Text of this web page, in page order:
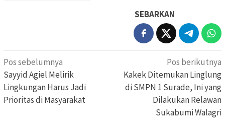
SEBARKAN
Navigasi
pos
Pos sebelumnya
Sayyid Agiel Melirik
Lingkungan Harus Jadi
Prioritas di Masyarakat
Pos berikutnya
Kakek Ditemukan Linglung
di SMPN 1 Surade, Ini yang
Dilakukan Relawan
Sukabumi Walagri